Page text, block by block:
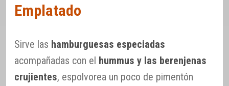
Emplatado
Sirve las hamburguesas especiadas
acompañadas con el hummus y las berenjenas
crujientes, espolvorea un poco de pimentón